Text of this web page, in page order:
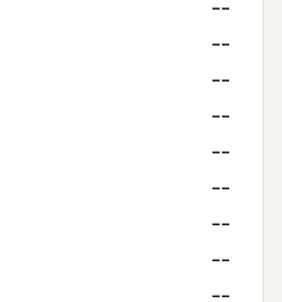
--
--
--
--
--
--
--
--
--